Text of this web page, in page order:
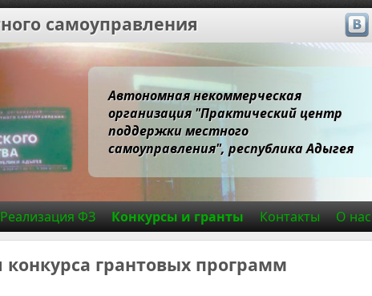
самоуправления
Автономная некоммерческая
организация "Практический центр
поддержки местного
самоуправления", республика Адыгея
Реализация ФЗ Конкурсы и гранты Контакты О нас
конкурса грантовых программ